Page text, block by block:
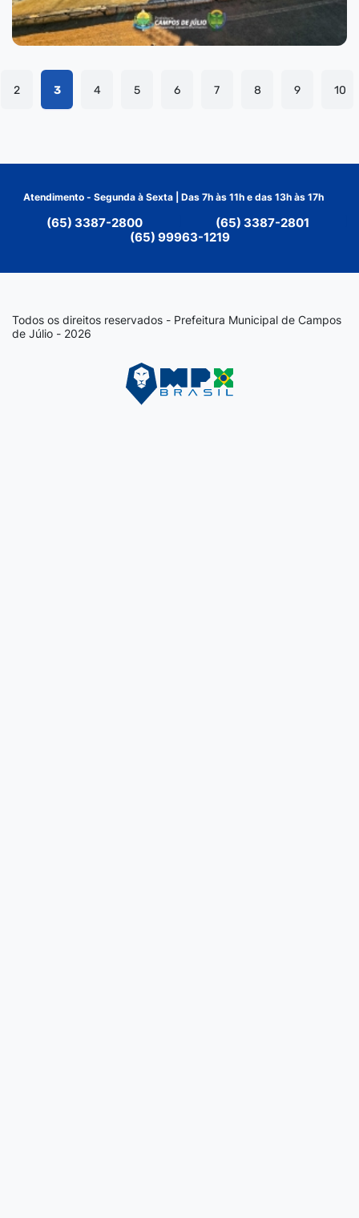
2 3 4 5 6 7 8 9 10
Atendimento - Segunda à Sexta | Das 7h às 11h e das 13h às 17h
(65) 3387-2800 (65) 3387-2801
(65) 99963-1219
Todos os direitos reservados - Prefeitura Municipal de Campos
de Júlio - 2026